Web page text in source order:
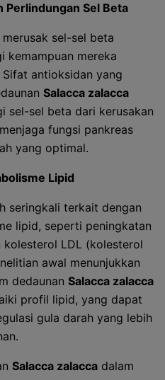
Perlindungan Sel Beta
sel-sel beta
kemampuan mereka
antioksidan yang
Salacca zalacca
sel-sel beta dari kerusakan
fungsi pankreas
yang optimal.
Lipid
seringkali terkait dengan
lipid, seperti peningkatan
LDL (kolesterol
awal menunjukkan
dedaunan Salacca zalacca
profil lipid, yang dapat
gula darah yang lebih
Salacca zalacca dalam